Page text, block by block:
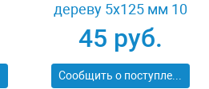
дереву 5x125 мм 10
шт Зубр 4-300037-50-
125
45 руб.
Сообщить о поступлении